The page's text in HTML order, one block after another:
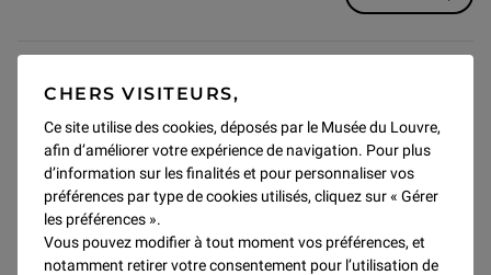
CHERS VISITEURS,
Ce site utilise des cookies, déposés par le Musée du Louvre,
afin d’améliorer votre expérience de navigation. Pour plus
d’information sur les finalités et pour personnaliser vos
préférences par type de cookies utilisés, cliquez sur « Gérer
les préférences ».
Vous pouvez modifier à tout moment vos préférences, et
notamment retirer votre consentement pour l’utilisation de